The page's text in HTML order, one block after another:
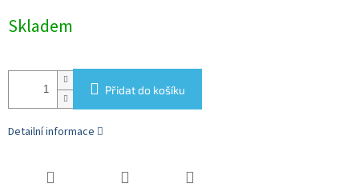
cena:
Skladem
Přidat do košíku
Detailní informace